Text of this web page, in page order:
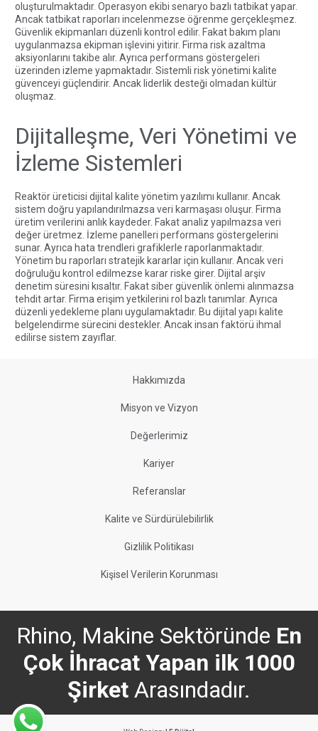
oluşturulmaktadır. Operasyon ekibi senaryo bazlı tatbikat yapar.
Ancak tatbikat raporları incelenmezse öğrenme gerçekleşmez.
Güvenlik ekipmanları düzenli kontrol edilir. Fakat bakım planı
uygulanmazsa ekipman işlevini yitirir. Firma risk azaltma
aksiyonlarını takibe alır. Ayrıca performans göstergeleri
üzerinden izleme yapmaktadır. Sistemli risk yönetimi kalite
güvenceyi güçlendirir. Ancak liderlik desteği olmadan kültür
oluşmaz.
Dijitalleşme, Veri Yönetimi ve
İzleme Sistemleri
Reaktör üreticisi dijital kalite yönetim yazılımı kullanır. Ancak
sistem doğru yapılandırılmazsa veri karmaşası oluşur. Firma
üretim verilerini anlık kaydeder. Fakat analiz yapılmazsa veri
değer üretmez. İzleme panelleri performans göstergelerini
sunar. Ayrıca hata trendleri grafiklerle raporlanmaktadır.
Yönetim bu raporları stratejik kararlar için kullanır. Ancak veri
doğruluğu kontrol edilmezse karar riske girer. Dijital arşiv
denetim süresini kısaltır. Fakat siber güvenlik önlemi alınmazsa
tehdit artar. Firma erişim yetkilerini rol bazlı tanımlar. Ayrıca
düzenli yedekleme planı uygulamaktadır. Bu dijital yapı kalite
belgelendirme sürecini destekler. Ancak insan faktörü ihmal
edilirse sistem zayıflar.
Hakkımızda
Misyon ve Vizyon
Değerlerimiz
Kariyer
Referanslar
Kalite ve Sürdürülebilirlik
Gizlilik Politikası
Kişisel Verilerin Korunması
Rhino, Makine Sektöründe En
Çok İhracat Yapan ilk 1000
Şirket Arasındadır.